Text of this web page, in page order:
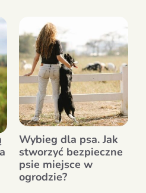
Wybieg dla psa. Jak
stworzyć bezpieczne
psie miejsce w
ogrodzie?